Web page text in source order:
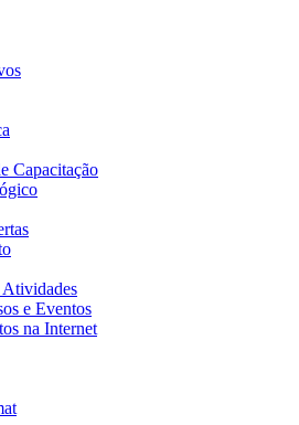
Capacitação
e Eventos
na Internet